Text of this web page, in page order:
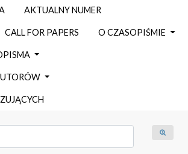
AKTUALNY NUMER
CALL FOR PAPERS O CZASOPIŚMIE